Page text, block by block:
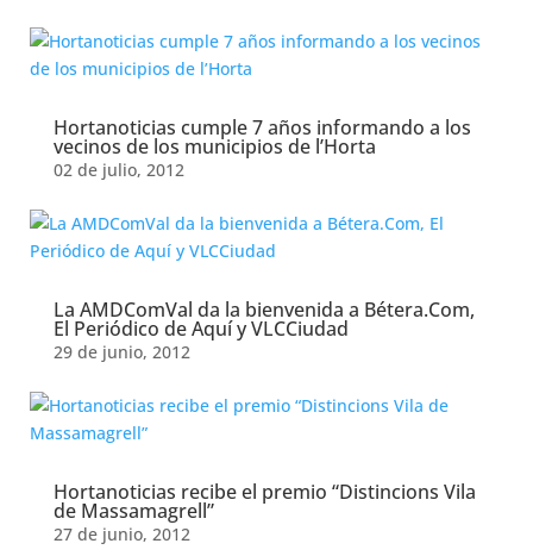
Hortanoticias cumple 7 años informando a los
vecinos de los municipios de l’Horta
02 de julio, 2012
La AMDComVal da la bienvenida a Bétera.Com,
El Periódico de Aquí y VLCCiudad
29 de junio, 2012
Hortanoticias recibe el premio “Distincions Vila
de Massamagrell”
27 de junio, 2012